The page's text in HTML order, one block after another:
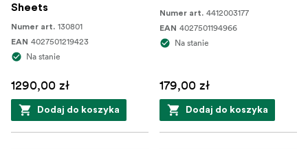
Sheets
Numer art. 130801
EAN 4027501219423
Na stanie
1290,00 zł
Dodaj do koszyka
Numer art. 4412003177
EAN 4027501194966
Na stanie
179,00 zł
Dodaj do koszyka